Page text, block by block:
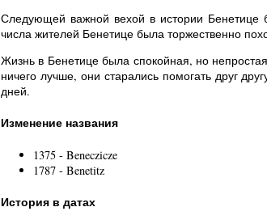
Следующей важной вехой в истории Бенетице
числа жителей Бенетице была торжественно
Жизнь в Бенетице была спокойная, но
ничего лучше, они старались помогать друг
дней.
Изменение названия
1375 - Beneczicze
1787 - Benetitz
История в датах